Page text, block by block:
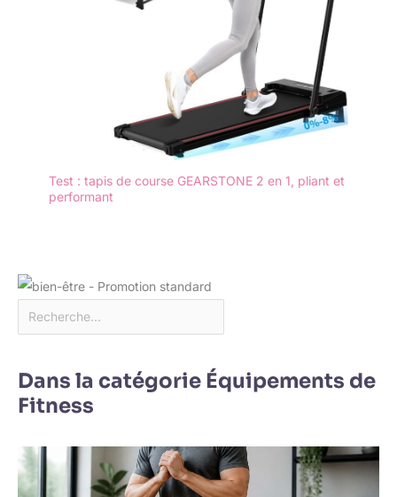
Test : tapis de course GEARSTONE 2 en 1, pliant et
performant
Dans la catégorie Équipements de
Fitness